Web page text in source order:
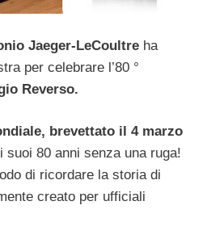
Jaeger-LeCoultre ha
per celebrare l’80 °
Reverso.
brevettato il 4 marzo
suoi 80 anni senza una ruga!
di ricordare la storia di
creato per ufficiali